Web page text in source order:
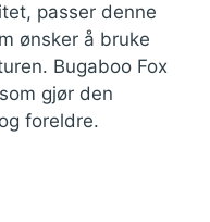
passer denne
ønsker å bruke
Bugaboo Fox
gjør den
foreldre.